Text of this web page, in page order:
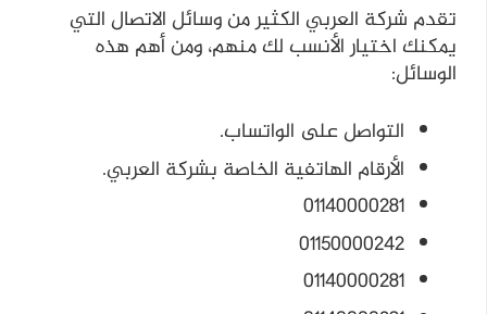
تقدم شركة العربي الكثير من وسائل الاتصال التي
يمكنك اختيار الأنسب لك منهم، ومن أهم هذه
الوسائل:
التواصل على الواتساب.
الأرقام الهاتفية الخاصة بشركة العربي.
01140000281
01150000242
01140000281